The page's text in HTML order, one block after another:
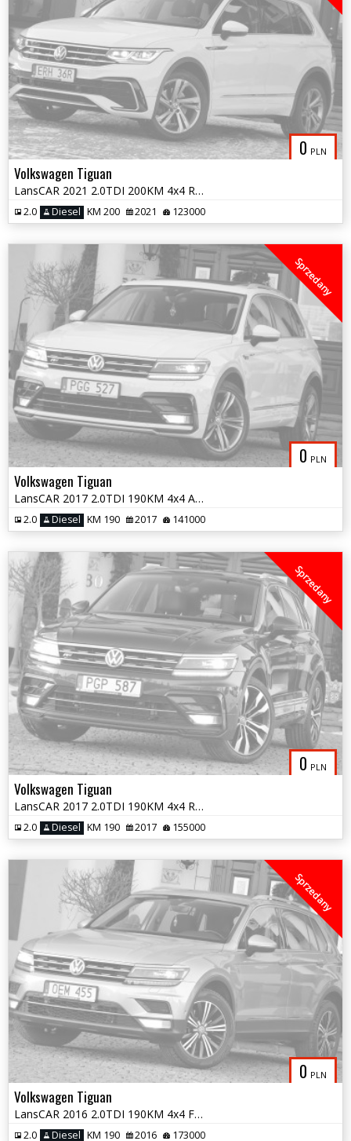
0 PLN
Volkswagen Tiguan
LansCAR 2021 2.0TDI 200KM 4x4 RLine RadarKameraF1VirtualCocpitPdcLEDiQ
2.0 Diesel KM 200 2021 123000
0 PLN
Sprzedany
Volkswagen Tiguan
LansCAR 2017 2.0TDI 190KM 4x4 AccPanoramaKameraVirtualCocpitWebastoLED
2.0 Diesel KM 190 2017 141000
0 PLN
Sprzedany
Volkswagen Tiguan
LansCAR 2017 2.0TDI 190KM 4x4 RLineRadarKameraDynAudioNaviSkóraHUD PDC
2.0 Diesel KM 190 2017 155000
0 PLN
Sprzedany
Volkswagen Tiguan
LansCAR 2016 2.0TDI 190KM 4x4 F1 RadarKameraVirtualCocpitWebastoPdcLed
2.0 Diesel KM 190 2016 173000